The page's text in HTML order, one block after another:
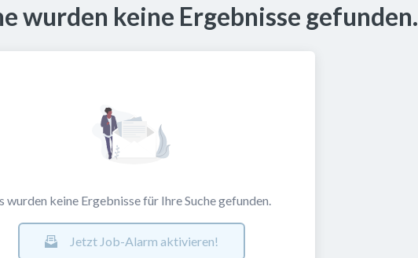
wurden keine Ergebnisse gefunden.
wurden keine Ergebnisse für Ihre Suche gefunden.
Jetzt Job-Alarm aktivieren!